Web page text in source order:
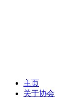
主页
关于协会